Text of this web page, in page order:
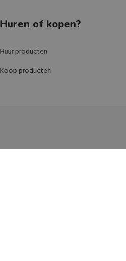
Huren of kopen?
Huur producten
Koop producten